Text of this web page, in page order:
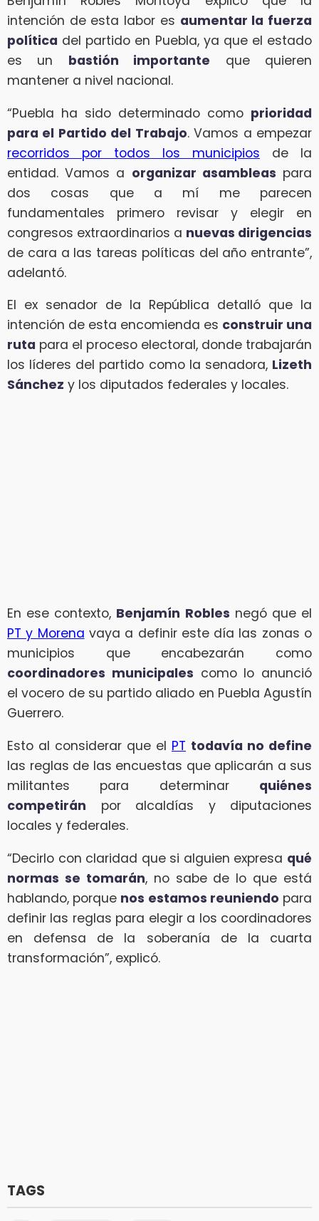
intención de esta labor es aumentar la fuerza
política del partido en Puebla, ya que el estado
es un bastión importante que quieren
mantener a nivel nacional.
“Puebla ha sido determinado como prioridad
para el Partido del Trabajo. Vamos a empezar
recorridos por todos los municipios de la
entidad. Vamos a organizar asambleas para
dos cosas que a mí me parecen
fundamentales primero revisar y elegir en
congresos extraordinarios a nuevas dirigencias
de cara a las tareas políticas del año entrante”,
adelantó.
El ex senador de la República detalló que la
intención de esta encomienda es construir una
ruta para el proceso electoral, donde trabajarán
los líderes del partido como la senadora, Lizeth
Sánchez y los diputados federales y locales.
En ese contexto, Benjamín Robles negó que el
PT y Morena vaya a definir este día las zonas o
municipios que encabezarán como
coordinadores municipales como lo anunció
el vocero de su partido aliado en Puebla Agustín
Guerrero.
Esto al considerar que el PT todavía no define
las reglas de las encuestas que aplicarán a sus
militantes para determinar quiénes
competirán por alcaldías y diputaciones
locales y federales.
“Decirlo con claridad que si alguien expresa qué
normas se tomarán, no sabe de lo que está
hablando, porque nos estamos reuniendo para
definir las reglas para elegir a los coordinadores
en defensa de la soberanía de la cuarta
transformación”, explicó.
TAGS